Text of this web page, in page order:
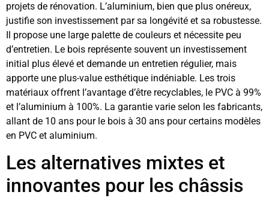
projets de rénovation. L’aluminium, bien que plus onéreux,
justifie son investissement par sa longévité et sa robustesse.
Il propose une large palette de couleurs et nécessite peu
d’entretien. Le bois représente souvent un investissement
initial plus élevé et demande un entretien régulier, mais
apporte une plus-value esthétique indéniable. Les trois
matériaux offrent l’avantage d’être recyclables, le PVC à 99%
et l’aluminium à 100%. La garantie varie selon les fabricants,
allant de 10 ans pour le bois à 30 ans pour certains modèles
en PVC et aluminium.
Les alternatives mixtes et
innovantes pour les châssis